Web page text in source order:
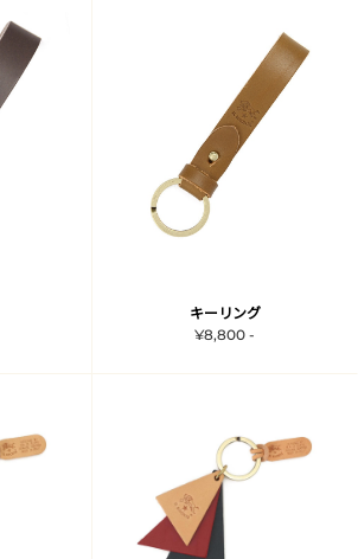
キーリング
¥8,800 -